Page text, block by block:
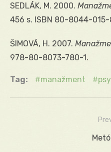
SEDLÁK, M. 2000.
456 s. ISBN 80-8044-015-
ŠIMOVÁ, H. 2007.
978-80-8073-780-1.
Tag: manažment